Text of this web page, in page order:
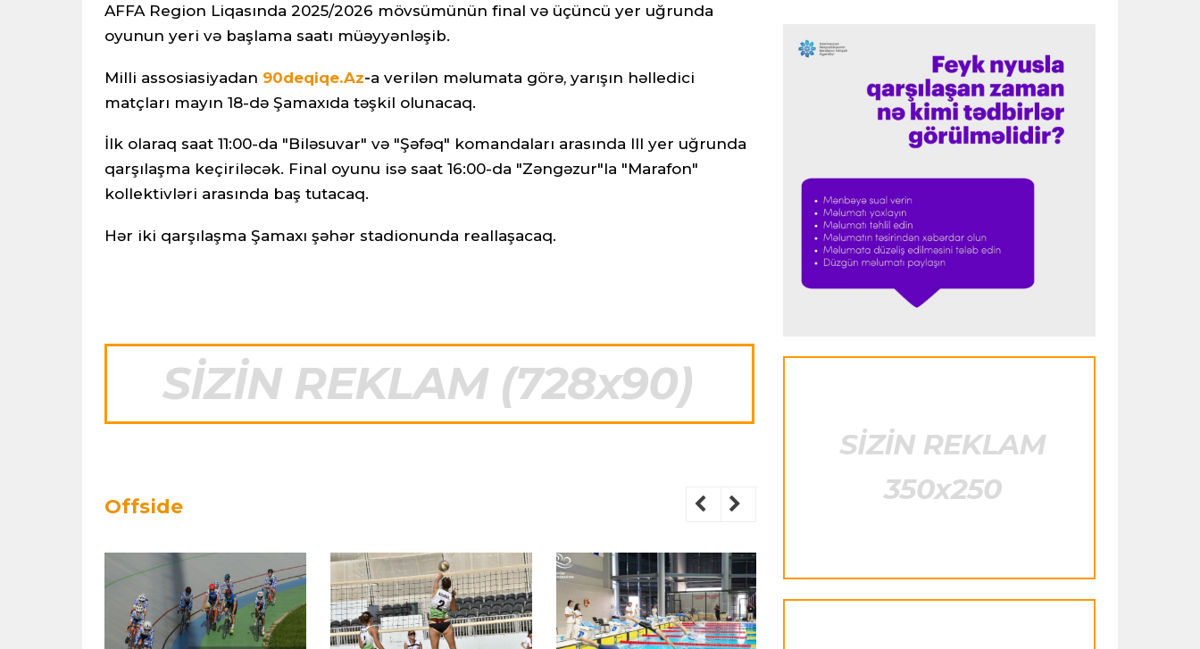
AFFA Region Liqasında 2025/2026 mövsümünün final və üçüncü yer uğrunda
oyunun yeri və başlama saatı müəyyənləşib.
Milli assosiasiyadan 90deqiqe.Az-a verilən məlumata görə, yarışın həlledici
matçları mayın 18-də Şamaxıda təşkil olunacaq.
İlk olaraq saat 11:00-da "Biləsuvar" və "Şəfəq" komandaları arasında III yer uğrunda
qarşılaşma keçiriləcək. Final oyunu isə saat 16:00-da "Zəngəzur"la "Marafon"
kollektivləri arasında baş tutacaq.
Hər iki qarşılaşma Şamaxı şəhər stadionunda reallaşacaq.
Offside
federasiyalarından İnfantinoya dəstək
23:36 07.08.2026
"Formula 1" pilotlarının 2026-cı il
Transfer 23:32 07.08.2026
"Kristal Pelas" Takehiro Tomiyasunu
heyətinə qatdı
şübhə etməmişəm"
"Liverpul" Barkola üçün 115 milyon